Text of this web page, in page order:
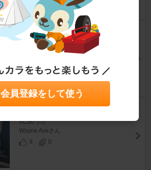
XC90 エバポレーター交換🤣🤣
🤣
RYO-AKさん
20
2
エアコンガス漏れ
XC90 [LB]
Wayne Aveさん
9
0
会員登録をして使う